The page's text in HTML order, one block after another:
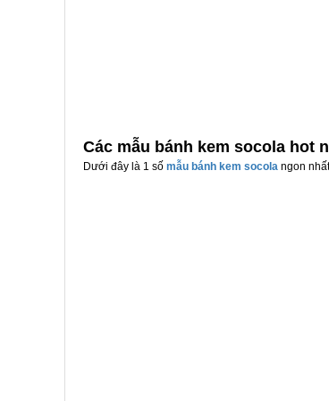
Các mẫu bánh kem socola hot
Dưới đây là 1 số mẫu bánh kem socola ngon